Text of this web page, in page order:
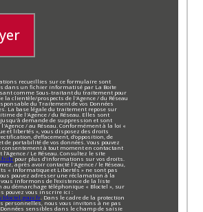
recueillies sur ce formulaire sont
dans un fichier informatisé par La Boite
comme Sous-traitant du traitement pour
la clientèle/prospects de l'Agence / du Réseau
du Traitement de vos Données
La base légale du traitement repose sur
de l'Agence / du Réseau. Elles sont
jusqu'à demande de suppression et sont
/ au Réseau. Conformément à la loi «
et libertés », vous disposez des droits
d’effacement, d’opposition, de
portabilité de vos données. Vous pouvez
consentement à tout moment en contactant
/ Le Réseau. Consultez le site
fr pour plus d’informations sur vos droits.
après avoir contacté l'Agence / le Réseau,
« Informatique et Libertés » ne sont pas
pouvez adresser une réclamation à la
informons de l’existence de la liste
au démarchage téléphonique « Bloctel », sur
pouvez vous inscrire ici :
. Dans le cadre de la protection
personnelles, nous vous invitons à ne pas
sensibles dans le champ de saisie